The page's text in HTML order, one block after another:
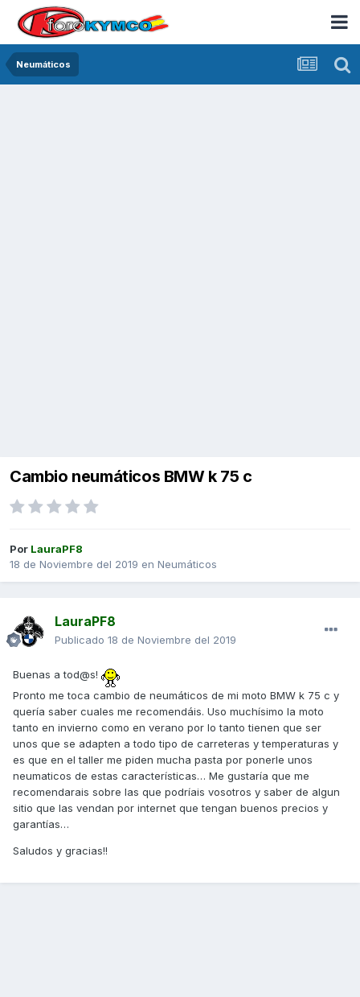
Neumáticos
Cambio neumáticos BMW k 75 c
Por LauraPF8
18 de Noviembre del 2019 en Neumáticos
LauraPF8
Publicado 18 de Noviembre del 2019
Buenas a tod@s!
Pronto me toca cambio de neumáticos de mi moto BMW k 75 c y
quería saber cuales me recomendáis. Uso muchísimo la moto
tanto en invierno como en verano por lo tanto tienen que ser
unos que se adapten a todo tipo de carreteras y temperaturas y
es que en el taller me piden mucha pasta por ponerle unos
neumaticos de estas características… Me gustaría que me
recomendarais sobre las que podríais vosotros y saber de algun
sitio que las vendan por internet que tengan buenos precios y
garantías…
Saludos y gracias!!